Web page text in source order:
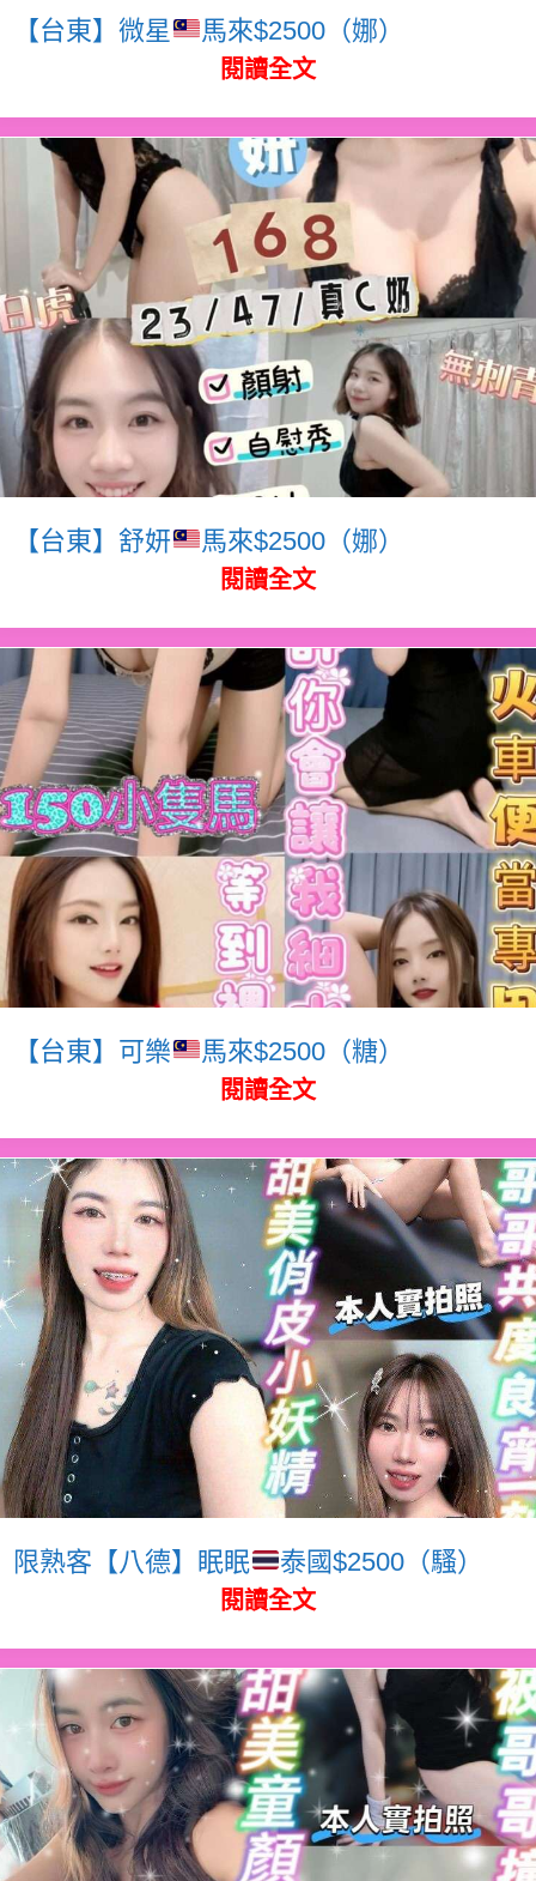
【台東】微星 馬來$2500（娜）
閱讀全文
【台東】舒妍 馬來$2500（娜）
閱讀全文
【台東】可樂 馬來$2500（糖）
閱讀全文
限熟客【八德】眠眠 泰國$2500（騷）
閱讀全文